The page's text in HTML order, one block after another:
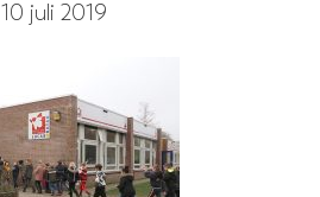
10 juli 2019